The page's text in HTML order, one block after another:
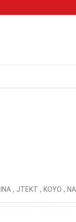
INA , JTEKT , KOYO ,